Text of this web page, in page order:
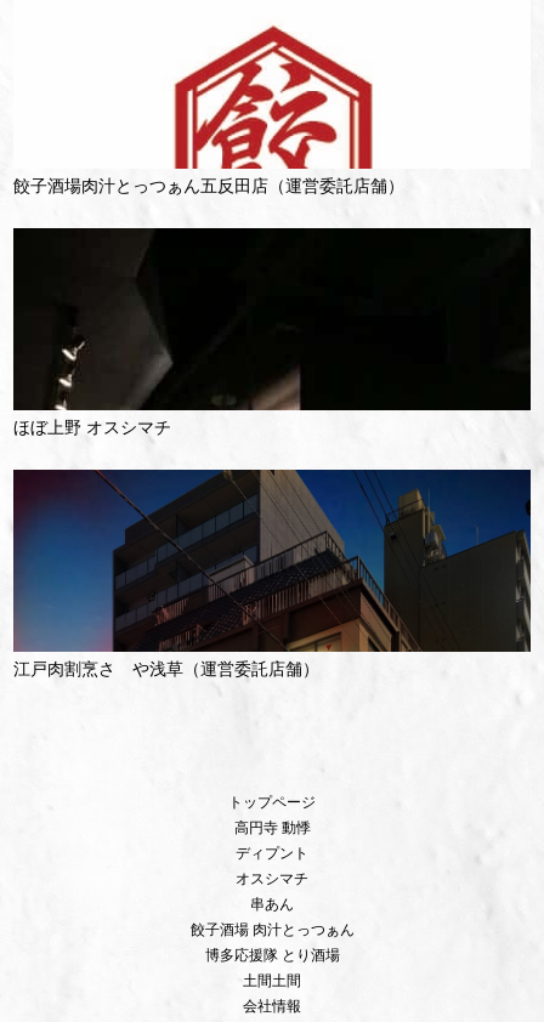
餃子酒場肉汁とっつぁん五反田店（運営委託店舗）
ほぼ上野 オスシマチ
江戸肉割烹さゝや浅草（運営委託店舗）
トップページ
高円寺 動悸
ディプント
オスシマチ
串あん
餃子酒場 肉汁とっつぁん
博多応援隊 とり酒場
土間土間
会社情報